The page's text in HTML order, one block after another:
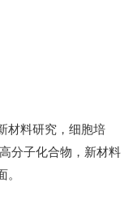
材料研究，细胞培
分子化合物，新材料